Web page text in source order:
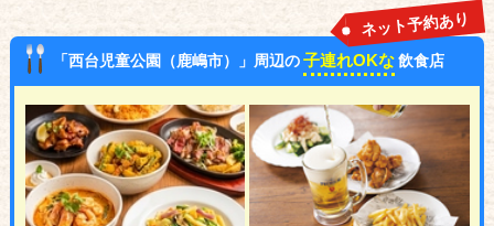
「西台児童公園（鹿嶋市）」周辺の子連れOKな 飲食店
ネット予約あり